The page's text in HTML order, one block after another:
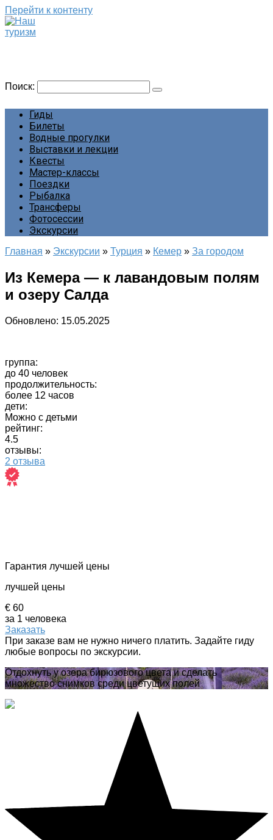
Перейти к контенту
Поиск:
Гиды
Билеты
Водные прогулки
Выставки и лекции
Квесты
Мастер-классы
Поездки
Рыбалка
Трансферы
Фотосессии
Экскурсии
Главная » Экскурсии » Турция » Кемер » За городом
Из Кемера — к лавандовым полям
и озеру Салда
Обновлено: 15.05.2025
группа:
до 40 человек
продолжительность:
более 12 часов
дети:
Можно с детьми
рейтинг:
4.5
отзывы:
2 отзыва
Гарантия лучшей цены
лучшей цены
€ 60
за 1 человека
Заказать
При заказе вам не нужно ничего платить. Задайте гиду
любые вопросы по экскурсии.
Отдохнуть у озера бирюзового цвета и сделать
множество снимков среди цветущих полей